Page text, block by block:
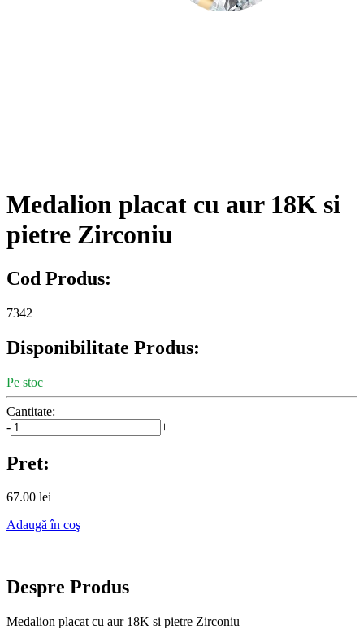
Medalion placat cu aur 18K si
pietre Zirconiu
Cod Produs:
7342
Disponibilitate Produs:
Pe stoc
Cantitate:
-
+
Pret:
67.00 lei
Adaugă în coş
Despre Produs
Medalion placat cu aur 18K si pietre Zirconiu